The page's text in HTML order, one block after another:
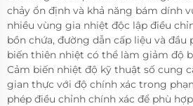
chảy ổn định và khả năng bám dính
nhiều vùng gia nhiệt độc lập điều
bồn chứa, đường dẫn cấp liệu và đầu
biến thiên nhiệt có thể làm giảm độ
Cảm biến nhiệt độ kỹ thuật số cung
gian thực với độ chính xác trong
phép điều chỉnh chính xác để phù